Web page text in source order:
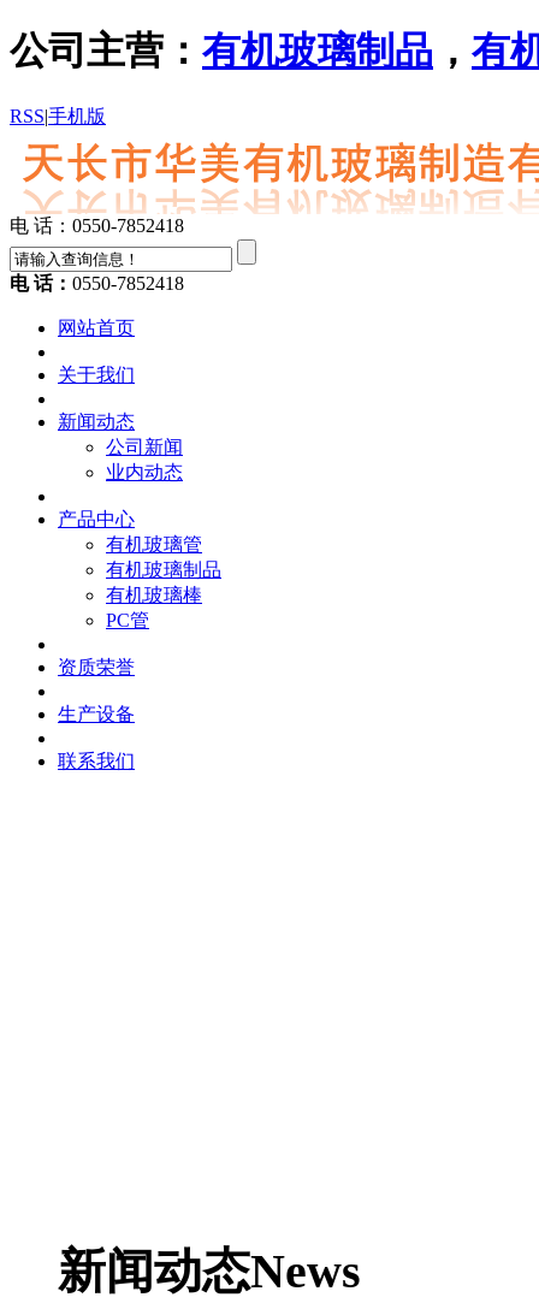
公司主营： 有机玻璃制品 ， 有
RSS|手机版
电 话：0550-7852418
电 话： 0550-7852418
网站首页
关于我们
新闻动态
公司新闻
业内动态
产品中心
有机玻璃管
有机玻璃制品
有机玻璃棒
PC管
资质荣誉
生产设备
联系我们
新闻动态News